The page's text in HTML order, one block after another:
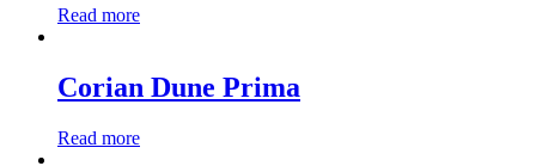
Read more
Corian Dune Prima
Read more